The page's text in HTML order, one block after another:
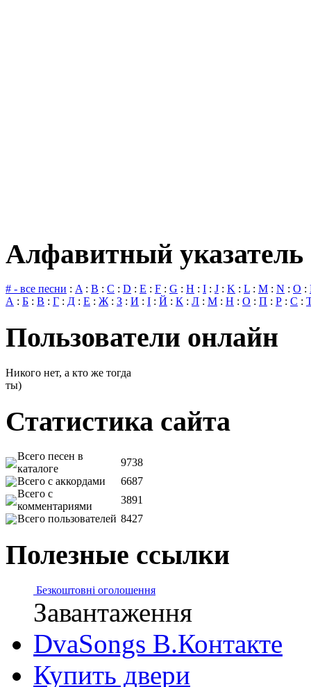
Алфавитный указатель
# - все песни : A: B : C : D : E : F : G : H : I : J : K : L : M : N : O :
А : Б : В : Г : Д : Е : Ж: З : И : І : Й : К : Л : М : Н : О : П : Р : С :
Пользователи онлайн
Никого нет, а кто же тогда
ты)
Статистика сайта
Всего песен в
каталоге
9738
Всего с аккордами
6687
Всего с
комментариями
3891
Всего пользователей 8427
Полезные ссылки
Безкоштовні оголошення
Завантаження
DvaSongs В.Контакте
Купить двери